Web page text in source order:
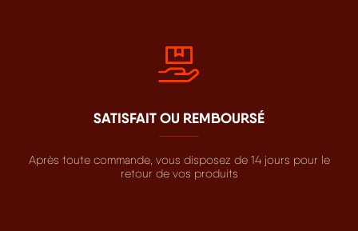
SATISFAIT OU REMBOURSÉ
Après toute commande, vous disposez de 14 jours pour le
retour de vos produits